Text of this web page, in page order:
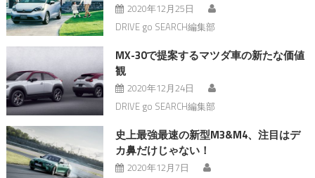
2020年12月25日
DRIVE go SEARCH編集部
MX-30で提案するマツダ車の新たな価値
観
2020年12月24日
DRIVE go SEARCH編集部
史上最強最速の新型M3&M4、注目はデ
カ鼻だけじゃない！
2020年12月7日